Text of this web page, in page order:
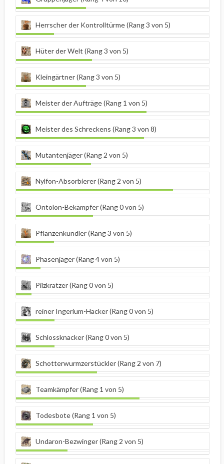
Herrscher der Kontrolltürme (Rang 3 von 5)
Hüter der Welt (Rang 3 von 5)
Kleingärtner (Rang 3 von 5)
Meister der Aufträge (Rang 1 von 5)
Meister des Schreckens (Rang 3 von 8)
Mutantenjäger (Rang 2 von 5)
Nylfon-Absorbierer (Rang 2 von 5)
Ontolon-Bekämpfer (Rang 0 von 5)
Pflanzenkundler (Rang 3 von 5)
Phasenjäger (Rang 4 von 5)
Pilzkratzer (Rang 0 von 5)
reiner Ingerium-Hacker (Rang 0 von 5)
Schlossknacker (Rang 0 von 5)
Schotterwurmzerstückler (Rang 2 von 7)
Teamkämpfer (Rang 1 von 5)
Todesbote (Rang 1 von 5)
Undaron-Bezwinger (Rang 2 von 5)